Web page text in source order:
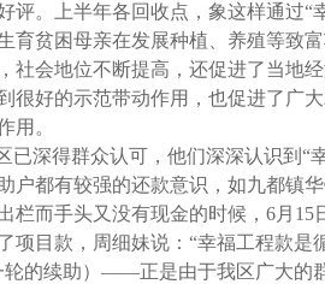
。上半年各回收点，象这样通过“
育贫困母亲在发展种植、养殖等致
社会地位不断提高，还促进了当地
很好的示范带动作用，也促进了广
用。
深得群众认可，他们深深认识到“
都有较强的还款意识，如九都镇
栏而手头又没有现金的时候， 6月 15
目款，周细妹说：“幸福工程款是
的续助） ——正是由于我区广大的